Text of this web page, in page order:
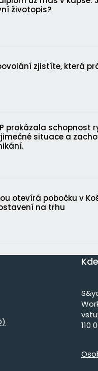
životopis?
zjistíte, která
prokázala schopnost
situace a
otevírá pobočku v
na trhu
110